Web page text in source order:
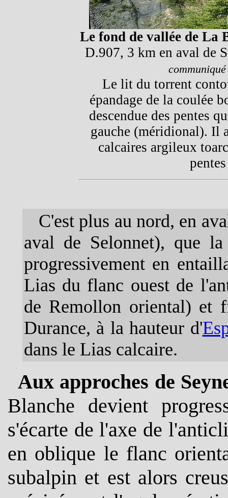
Le fond de vallée de La
D.907, 3 km en aval de
Le lit du torrent
épandage de la coulée
descendue des pentes
gauche (méridional). Il
calcaires argileux
C'est plus au nord, en
aval de Selonnet), que
progressivement en
Lias du flanc ouest de
de Remollon oriental) et
Durance, à la hauteur d'
dans le Lias calcaire.
Aux approches de
Blanche devient
s'écarte de l'axe de
en oblique le flanc
subalpin et est alors